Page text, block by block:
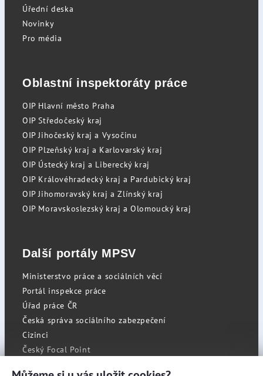
Úřední deska
Novinky
Pro média
Oblastní inspektoráty práce
OIP Hlavní město Praha
OIP Středočeský kraj
OIP Jihočeský kraj a Vysočinu
OIP Plzeňský kraj a Karlovarský kraj
OIP Ústecký kraj a Liberecký kraj
OIP Královéhradecký kraj a Pardubický kraj
OIP Jihomoravský kraj a Zlínský kraj
OIP Moravskoslezský kraj a Olomoucký kraj
Další portály MPSV
Ministerstvo práce a sociálních věcí
Portál inspekce práce
Úřad práce ČR
Česká správa sociálního zabezpečení
Cizinci
Český Focal Point